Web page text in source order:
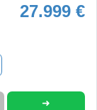
27.999 €
➜